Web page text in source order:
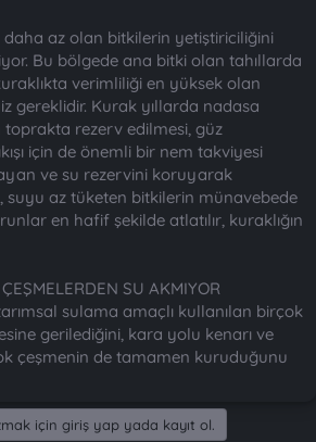
az olan bitkilerin yetiştiriciliğini
Bu bölgede ana bitki olan tahıllarda
verimliliği en yüksek olan
gereklidir. Kurak yıllarda nadasa
toprakta rezerv edilmesi, güz
için de önemli bir nem takviyesi
ve su rezervini koruyarak
suyu az tüketen bitkilerin münavebede
en hafif şekilde atlatılır, kuraklığın
SU AKMIYOR
sulama amaçlı kullanılan birçok
gerilediğini, kara yolu kenarı ve
çeşmenin de tamamen kuruduğunu
için giriş yap yada kayıt ol.